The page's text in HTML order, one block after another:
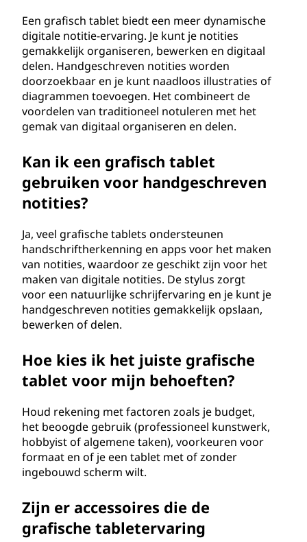
Een grafisch tablet biedt een meer dynamische
digitale notitie-ervaring. Je kunt je notities
gemakkelijk organiseren, bewerken en digitaal
delen. Handgeschreven notities worden
doorzoekbaar en je kunt naadloos illustraties of
diagrammen toevoegen. Het combineert de
voordelen van traditioneel notuleren met het
gemak van digitaal organiseren en delen.
Kan ik een grafisch tablet
gebruiken voor handgeschreven
notities?
Ja, veel grafische tablets ondersteunen
handschriftherkenning en apps voor het maken
van notities, waardoor ze geschikt zijn voor het
maken van digitale notities. De stylus zorgt
voor een natuurlijke schrijfervaring en je kunt je
handgeschreven notities gemakkelijk opslaan,
bewerken of delen.
Hoe kies ik het juiste grafische
tablet voor mijn behoeften?
Houd rekening met factoren zoals je budget,
het beoogde gebruik (professioneel kunstwerk,
hobbyist of algemene taken), voorkeuren voor
formaat en of je een tablet met of zonder
ingebouwd scherm wilt.
Zijn er accessoires die de
grafische tabletervaring